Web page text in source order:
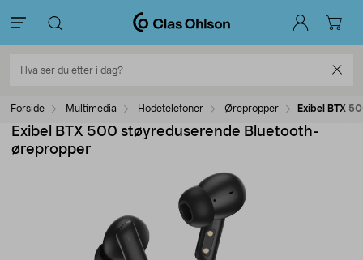
Forside Multimedia Hodetelefoner Ørepropper Exibel BTX
Exibel BTX 500 støyreduserende Bluetooth-
ørepropper